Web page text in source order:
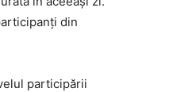
din
participării